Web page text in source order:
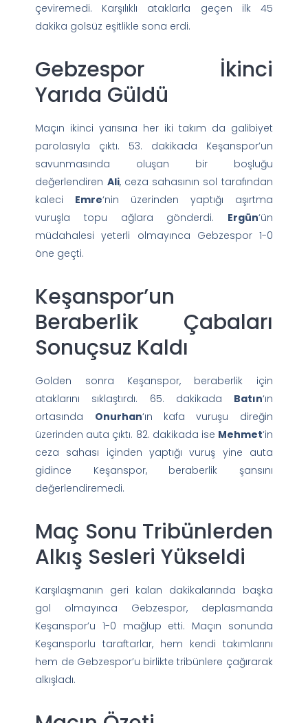
çeviremedi. Karşılıklı ataklarla geçen ilk 45
dakika golsüz eşitlikle sona erdi.
Gebzespor İkinci
Yarıda Güldü
Maçın ikinci yarısına her iki takım da galibiyet
parolasıyla çıktı. 53. dakikada Keşanspor’un
savunmasında oluşan bir boşluğu
değerlendiren Ali, ceza sahasının sol tarafından
kaleci Emre‘nin üzerinden yaptığı aşırtma
vuruşla topu ağlara gönderdi. Ergün‘ün
müdahalesi yeterli olmayınca Gebzespor 1-0
öne geçti.
Keşanspor’un
Beraberlik Çabaları
Sonuçsuz Kaldı
Golden sonra Keşanspor, beraberlik için
ataklarını sıklaştırdı. 65. dakikada Batın‘ın
ortasında Onurhan‘ın kafa vuruşu direğin
üzerinden auta çıktı. 82. dakikada ise Mehmet‘in
ceza sahası içinden yaptığı vuruş yine auta
gidince Keşanspor, beraberlik şansını
değerlendiremedi.
Maç Sonu Tribünlerden
Alkış Sesleri Yükseldi
Karşılaşmanın geri kalan dakikalarında başka
gol olmayınca Gebzespor, deplasmanda
Keşanspor’u 1-0 mağlup etti. Maçın sonunda
Keşansporlu taraftarlar, hem kendi takımlarını
hem de Gebzespor’u birlikte tribünlere çağırarak
alkışladı.